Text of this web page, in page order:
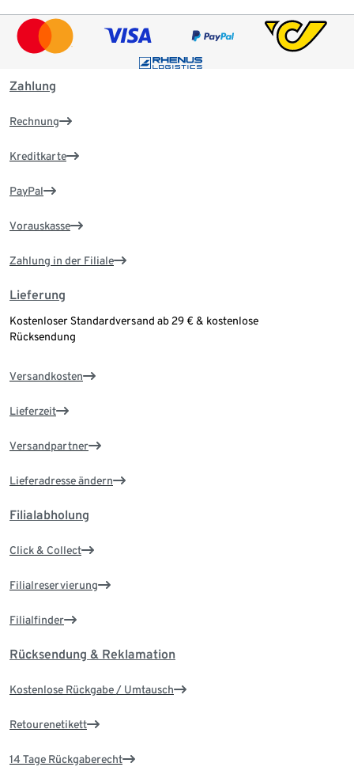
Zahlung
Rechnung
Kreditkarte
PayPal
Vorauskasse
Zahlung in der Filiale
Lieferung
Kostenloser Standardversand ab 29 € & kostenlose
Rücksendung
Versandkosten
Lieferzeit
Versandpartner
Lieferadresse ändern
Filialabholung
Click & Collect
Filialreservierung
Filialfinder
Rücksendung & Reklamation
Kostenlose Rückgabe / Umtausch
Retourenetikett
14 Tage Rückgaberecht